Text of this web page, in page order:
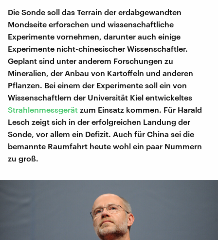
Die Sonde soll das Terrain der erdabgewandten
Mondseite erforschen und wissenschaftliche
Experimente vornehmen, darunter auch einige
Experimente nicht-chinesischer Wissenschaftler.
Geplant sind unter anderem Forschungen zu
Mineralien, der Anbau von Kartoffeln und anderen
Pflanzen. Bei einem der Experimente soll ein von
Wissenschaftlern der Universität Kiel entwickeltes
Strahlenmessgerät zum Einsatz kommen. Für Harald
Lesch zeigt sich in der erfolgreichen Landung der
Sonde, vor allem ein Defizit. Auch für China sei die
bemannte Raumfahrt heute wohl ein paar Nummern
zu groß.